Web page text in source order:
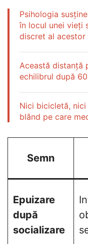
Psihologia
în locul unei vieți
discret al acestor
Această distanță
echilibrul după
Nici bicicletă,
blând pe care
Semn
Epuizare
după
socializare